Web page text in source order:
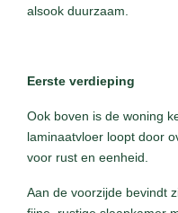
alsook duurzaam.
Eerste verdieping
Ook boven is de woning
laminaatvloer loopt door
voor rust en eenheid.
Aan de voorzijde bevindt